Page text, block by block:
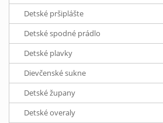
Detské pršiplášte
Detské spodné prádlo
Detské plavky
Dievčenské sukne
Detské župany
Detské overaly